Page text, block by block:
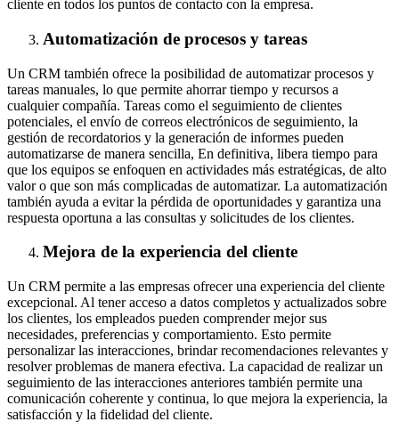
cliente en todos los puntos de contacto con la empresa.
Automatización de procesos y tareas
Un CRM también ofrece la posibilidad de automatizar procesos y
tareas manuales, lo que permite ahorrar tiempo y recursos a
cualquier compañía. Tareas como el seguimiento de clientes
potenciales, el envío de correos electrónicos de seguimiento, la
gestión de recordatorios y la generación de informes pueden
automatizarse de manera sencilla, En definitiva, libera tiempo para
que los equipos se enfoquen en actividades más estratégicas, de alto
valor o que son más complicadas de automatizar. La automatización
también ayuda a evitar la pérdida de oportunidades y garantiza una
respuesta oportuna a las consultas y solicitudes de los clientes.
Mejora de la experiencia del cliente
Un CRM permite a las empresas ofrecer una experiencia del cliente
excepcional. Al tener acceso a datos completos y actualizados sobre
los clientes, los empleados pueden comprender mejor sus
necesidades, preferencias y comportamiento. Esto permite
personalizar las interacciones, brindar recomendaciones relevantes y
resolver problemas de manera efectiva. La capacidad de realizar un
seguimiento de las interacciones anteriores también permite una
comunicación coherente y continua, lo que mejora la experiencia, la
satisfacción y la fidelidad del cliente.